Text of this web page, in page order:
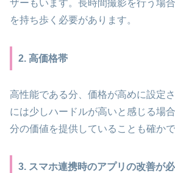
ザーもいます。長時間撮影を行う場
を持ち歩く必要があります。
2. 高価格帯
高性能である分、価格が高めに設定
には少しハードルが高いと感じる場
分の価値を提供していることも確かで
3. スマホ連携時のアプリの改善が